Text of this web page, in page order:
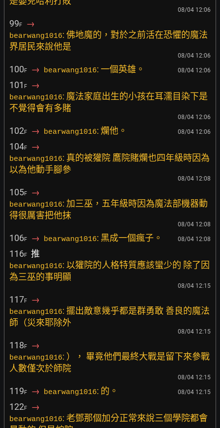
08/04 12:06
99F →
bearwang1016: 佛地魔的，對於之前活在恐懼的魔法
界居民來說他是
08/04 12:06
100F → bearwang1016: 一個英雄。 08/04 12:06
101 F →
bearwang1016: 魔法家庭出生的小孩在耳濡目染下是
不覺得會有多賭
08/04 12:06
102F → bearwang1016: 爛他。 08/04 12:06
104F →
bearwang1016: 真的被獾院 鷹院賭爛也四年級時因為
以為他動手腳參
08/04 12:08
105F →
bearwang1016: 加三巫，五年級時因為魔法部機器動
得很厲害把他抹
08/04 12:08
106F → bearwang1016: 黑成一個瘋子。 08/04 12:08
116F 推
bearwang1016: 以獾院的人格特質應該蠻少的 除了因
為三巫的事明顯
08/04 12:15
117F →
bearwang1016: 擺出敵意幾乎都是群勇敢 善良的魔法
師（災來耶除外
08/04 12:15
118F →
bearwang1016: ）， 畢竟他們最終大戰是留下來參戰
人數僅次於師院
08/04 12:15
119F → bearwang1016: 的。 08/04 12:15
122F →
bearwang1016: 老鄧那個加分正常來說三個學院都會